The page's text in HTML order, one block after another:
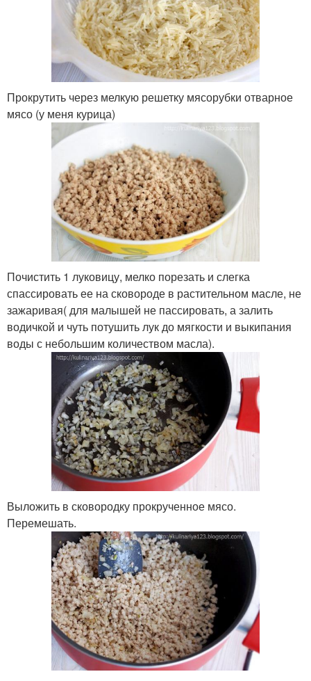
Прокрутить через мелкую решетку мясорубки отварное
мясо (у меня курица)
Почистить 1 луковицу, мелко порезать и слегка
спассировать ее на сковороде в растительном масле, не
зажаривая( для малышей не пассировать, а залить
водичкой и чуть потушить лук до мягкости и выкипания
воды с небольшим количеством масла).
Выложить в сковородку прокрученное мясо.
Перемешать.